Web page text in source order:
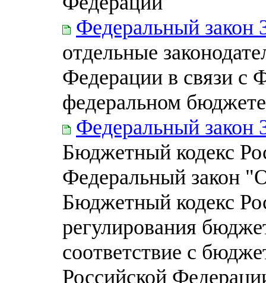
Федеральный закон
отдельные
Федерации в связи с
федеральном
Федеральный закон
Бюджетный кодекс
Федеральный закон
Бюджетный кодекс
регулирования
соответствие с
Российской